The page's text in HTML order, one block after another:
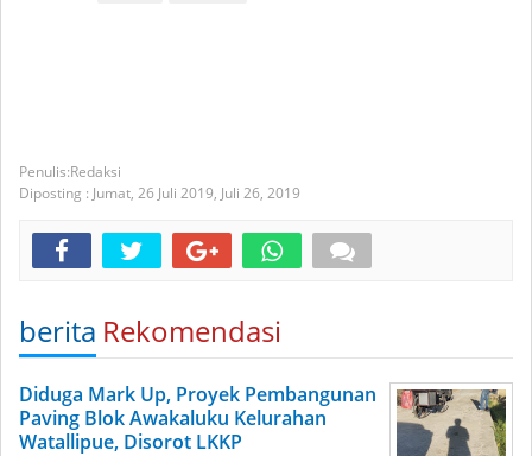
Redaksi
Diposting : Jumat, 26 Juli 2019, Juli 26, 2019
berita Rekomendasi
Diduga Mark Up, Proyek Pembangunan
Paving Blok Awakaluku Kelurahan
Watallipue, Disorot LKKP